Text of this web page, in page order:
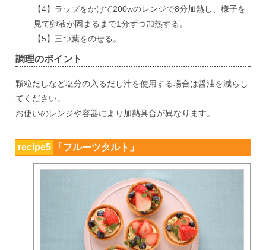
【4】ラップをかけて200wのレンジで8分加熱し、様子を
見て卵液が固まるまで1分ずつ加熱する。
【5】三つ葉をのせる。
調理のポイント
顆粒だしなど塩分の入るだし汁を使用する場合は醤油を減らし
てください。
お使いのレンジや容器により加熱具合が異なります。
recipe5 「フルーツタルト」